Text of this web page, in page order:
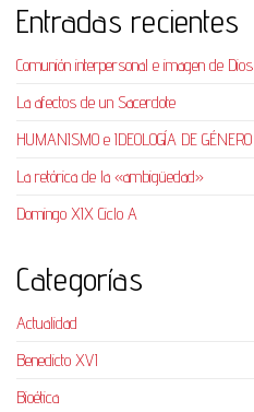
Entradas recientes
Comunión interpersonal e imagen de Dios
La afectos de un Sacerdote
HUMANISMO e IDEOLOGÍA DE GÉNERO
La retórica de la «ambigüedad»
Domingo XIX Ciclo A
Categorías
Actualidad
Benedicto XVI
Bioética